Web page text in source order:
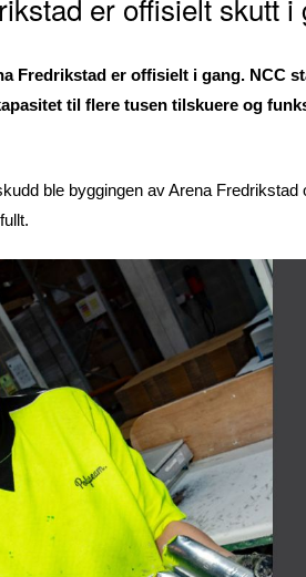
er offisielt skutt i
Fredrikstad er offisielt i gang. NCC
til flere tusen tilskuere og
ble byggingen av Arena